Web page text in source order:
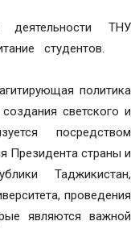
ТНУ
студентов.
политика
светского и
посредством
Президента страны и
Таджикистан,
проведения
являются важной